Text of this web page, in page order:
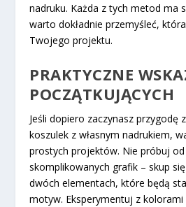
nadruku. Każda z tych metod ma
warto dokładnie przemyśleć,
Twojego projektu.
PRAKTYCZNE
POCZĄTKUJĄCYCH
Jeśli dopiero zaczynasz przygodę
koszulek z własnym nadrukiem,
prostych projektów. Nie próbuj
skomplikowanych grafik – skup
dwóch elementach, które będą
motyw. Eksperymentuj z kolorami